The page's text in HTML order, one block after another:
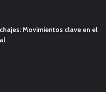
Movimientos clave en el